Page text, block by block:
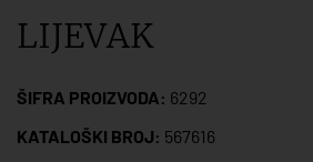
LIJEVAK
ŠIFRA PROIZVODA: 6292
KATALOŠKI BROJ: 567616